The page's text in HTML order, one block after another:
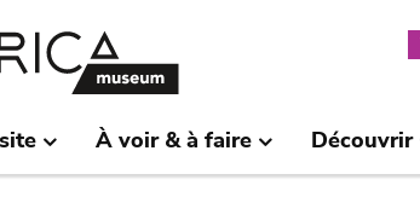
À voir & à faire Découvrir